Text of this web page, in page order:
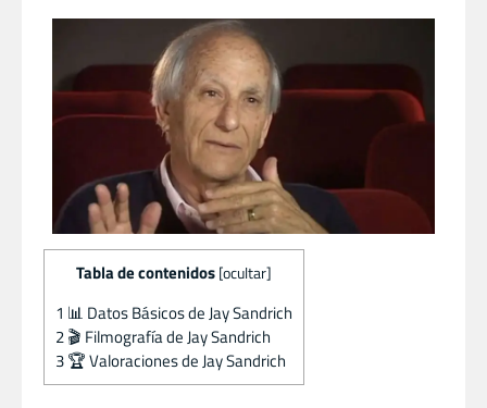
Tabla de contenidos [ocultar]
1 📊 Datos Básicos de Jay Sandrich
2🎬 Filmografía de Jay Sandrich
3🏆 Valoraciones de Jay Sandrich